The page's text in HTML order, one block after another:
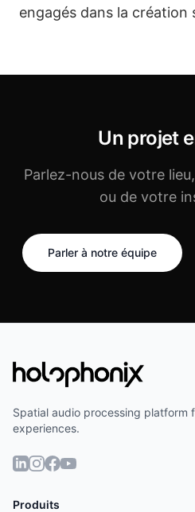
engagés dans la création
Un projet
Parlez-nous de votre
ou de votre
Parler à notre équipe
Spatial audio processing platform
experiences.
Produits